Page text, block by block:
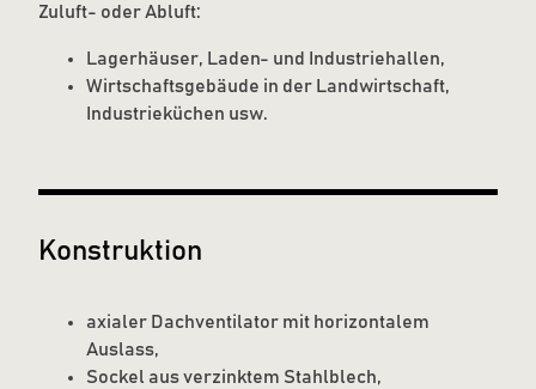
Zuluft- oder Abluft:
Lagerhäuser, Laden- und Industriehallen,
Wirtschaftsgebäude in der Landwirtschaft,
Industrieküchen usw.
Konstruktion
axialer Dachventilator mit horizontalem
Auslass,
Sockel aus verzinktem Stahlblech,